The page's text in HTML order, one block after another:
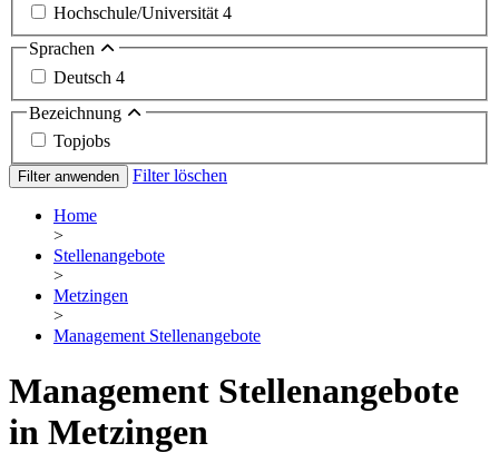
Hochschule/Universität 4
Sprachen
Deutsch 4
Bezeichnung
Topjobs
Filter anwenden Filter löschen
Home
>
Stellenangebote
>
Metzingen
>
Management Stellenangebote
Management Stellenangebote
in Metzingen